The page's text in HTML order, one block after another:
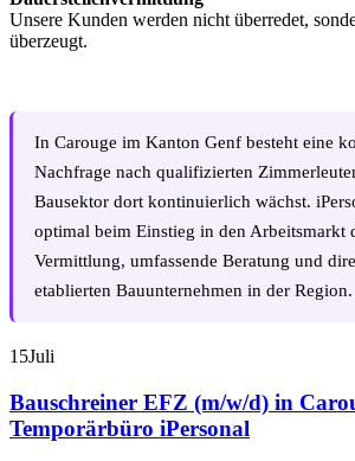
Unsere Kunden werden nicht überredet,
überzeugt.
In Carouge im Kanton Genf besteht eine
Nachfrage nach qualifizierten
Bausektor dort kontinuierlich wächst.
optimal beim Einstieg in den Arbeitsmarkt
Vermittlung, umfassende Beratung und
etablierten Bauunternehmen in der Region.
15Juli
Bauschreiner EFZ (m/w/d) in
Temporärbüro iPersonal